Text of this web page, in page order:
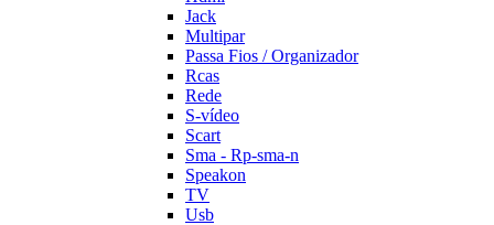
Jack
Multipar
Passa Fios / Organizador
Rcas
Rede
S-vídeo
Scart
Sma - Rp-sma-n
Speakon
TV
Usb